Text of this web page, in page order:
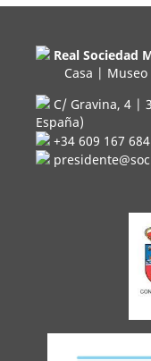
Real Sociedad
Casa | Museo
C/ Gravina, 4 |
España)
+34 609 167 684